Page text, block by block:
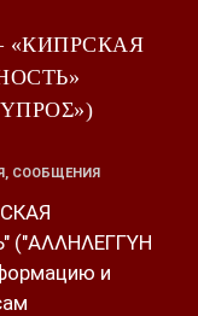
, СООБЩЕНИЯ
и